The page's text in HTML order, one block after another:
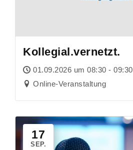
Kollegial.vernetzt.
01.09.2026 um 08:30 - 09:30
Online-Veranstaltung
17
SEP.